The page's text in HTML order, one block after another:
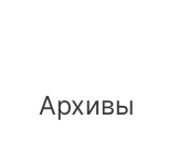
Архивы